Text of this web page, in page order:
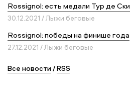
Rossignol: есть медали Тур де Ски
30.12.2021 / Лыжи беговые
Rossignol: победы на финише года
27.12.2021 / Лыжи беговые
Все новости/RSS